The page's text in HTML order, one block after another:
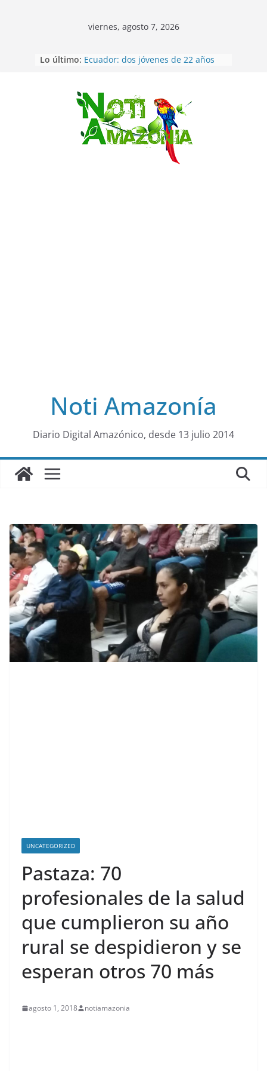
Saltar
al
viernes, agosto 7, 2026
Lo último: Ecuador: dos jóvenes de 22 años
Sentencian a 34 años de prisión a
implicados en caso de Alison,
oriunda de Tena
Vozinha, el arquero sensación de
cabo Verde, ya llegó para
incorporarse a Colo Colo de Chile
Pastaza: la parroquia Diez de
Noti Amazonía
Diario Digital Amazónico, desde 13 julio 2014
UNCATEGORIZED
Pastaza: 70
profesionales de la salud
que cumplieron su año
rural se despidieron y se
esperan otros 70 más
agosto 1, 2018 notiamazonia